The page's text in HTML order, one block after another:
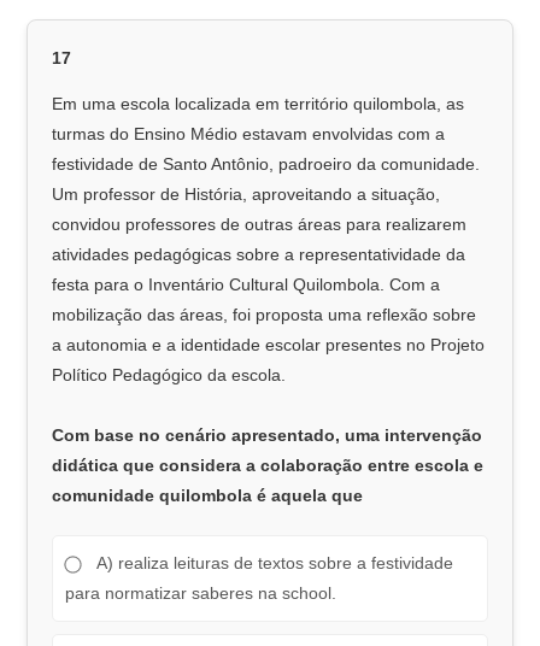
17
Em uma escola localizada em território quilombola, as
turmas do Ensino Médio estavam envolvidas com a
festividade de Santo Antônio, padroeiro da comunidade.
Um professor de História, aproveitando a situação,
convidou professores de outras áreas para realizarem
atividades pedagógicas sobre a representatividade da
festa para o Inventário Cultural Quilombola. Com a
mobilização das áreas, foi proposta uma reflexão sobre
a autonomia e a identidade escolar presentes no Projeto
Político Pedagógico da escola.
Com base no cenário apresentado, uma intervenção
didática que considera a colaboração entre escola e
comunidade quilombola é aquela que
A) realiza leituras de textos sobre a festividade
para normatizar saberes na school.